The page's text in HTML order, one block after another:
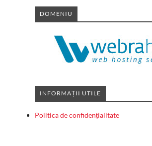
DOMENIU
INFORMAȚII UTILE
Politica de confidențialitate